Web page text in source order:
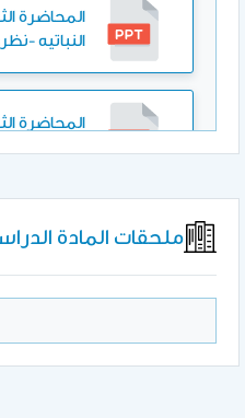
النباتيه -
النباتية -
ملحقات المادة